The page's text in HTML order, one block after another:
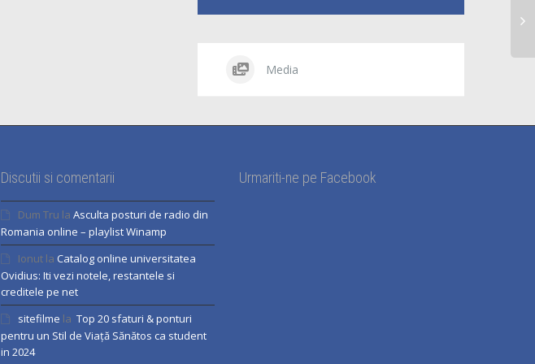
Media
Discutii si comentarii
Dum Tru la Asculta posturi de radio din
Romania online – playlist Winamp
Ionut la Catalog online universitatea
Ovidius: Iti vezi notele, restantele si
creditele pe net
sitefilme la Top 20 sfaturi & ponturi
pentru un Stil de Viață Sănătos ca student
in 2024
Urmariti-ne pe Facebook